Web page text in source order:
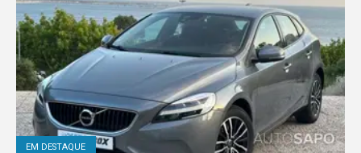
EM DESTAQUE